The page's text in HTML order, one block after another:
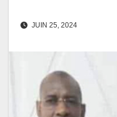
JUIN 25, 2024